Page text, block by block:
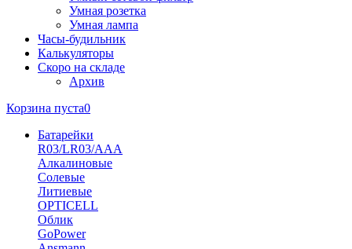
Умная розетка
Умная лампа
Часы-будильник
Калькуляторы
Скоро на складе
Архив
Корзина пуста0
Батарейки
R03/LR03/AAA
Алкалиновые
Солевые
Литиевые
OPTICELL
Облик
GoPower